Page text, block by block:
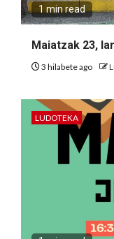
1 min read
Maiatzak 23,
3 hilabete ago
LUDOTEKA